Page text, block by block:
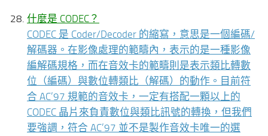
什麼是 CODEC？
CODEC 是 Coder/Decoder 的縮寫，意思是一個編碼/
解碼器。在影像處理的範疇內，表示的是一種影像
編解碼規格，而在音效卡的範疇則是表示類比轉數
位（編碼）與數位轉類比（解碼）的動作。目前符
合 AC’97 規範的音效卡，一定有搭配一顆以上的
CODEC 晶片來負責數位與類比訊號的轉換，但我們
要強調，符合 AC’97 並不是製作音效卡唯一的選